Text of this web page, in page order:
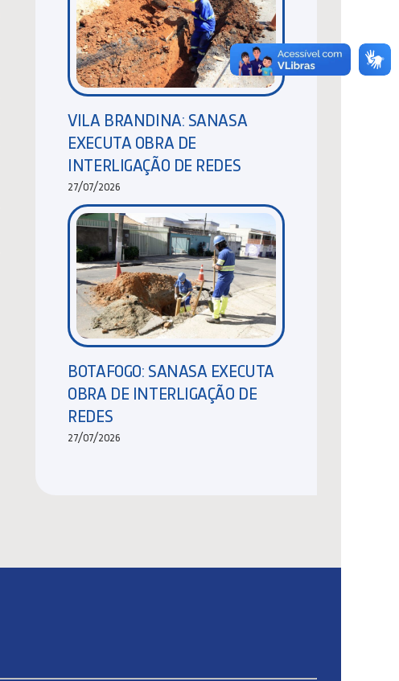
VILA BRANDINA: SANASA
EXECUTA OBRA DE
INTERLIGAÇÃO DE REDES
27/07/2026
BOTAFOGO: SANASA EXECUTA
OBRA DE INTERLIGAÇÃO DE
REDES
27/07/2026